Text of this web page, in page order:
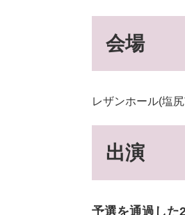
会場
レザンホール(塩
出演
予選を通過した